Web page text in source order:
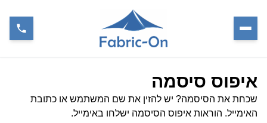
איפוס סיסמה
שכחת את הסיסמה? יש להזין את שם המשתמש או כתובת
האימייל. הוראות איפוס הסיסמה ישלחו באימייל.